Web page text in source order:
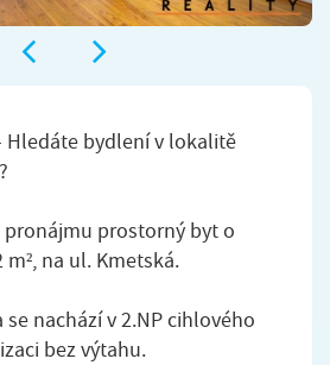
- Hledáte bydlení v lokalitě
pronájmu prostorný byt o
na ul. Kmetská.
nachází v 2.NP cihlového
bez výtahu.